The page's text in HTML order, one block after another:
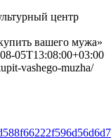
центр
вашего мужа»
05T13:08:00+03:00
vashego-muzha/